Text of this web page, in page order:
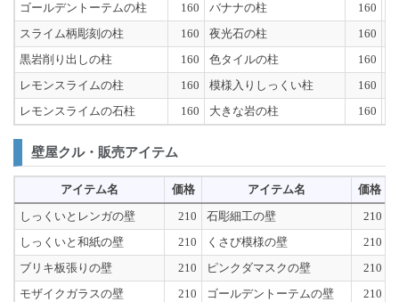
ゴールデントーテムの柱
160 バナナの柱 160
スライム柄彫刻の柱
160 夜光石の柱 160
黒岩削り出しの柱
160 色タイルの柱 160
レモンスライムの柱
160 模様入りしっくい柱 160
レモンスライムの石柱
160 大きな岩の柱 160
壁屋クル・販売アイテム
アイテム名 価格 アイテム名
価格
しっくいとレンガの壁
210 石彫細工の壁 210
しっくいと和紙の壁
210 くさび模様の壁 210
ブリキ板張りの壁
210 ピンクダマスクの壁 210
モザイクガラスの壁
210 ゴールデントーテムの壁 210